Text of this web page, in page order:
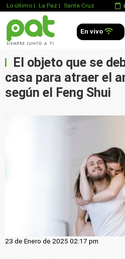
Lo último | La Paz | Santa Cruz
En vivo
El objeto que se
casa para atraer el
según el Feng Shui
23 de Enero de 2025 02:17 pm